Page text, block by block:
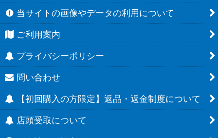
当サイトの画像やデータの利用について
ご利用案内
プライバシーポリシー
問い合わせ
【初回購入の方限定】返品・返金制度について
店頭受取について